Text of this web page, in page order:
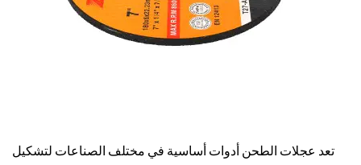
تعد عجلات الطحن أدوات أساسية في مختلف الصناعات لتشكيل